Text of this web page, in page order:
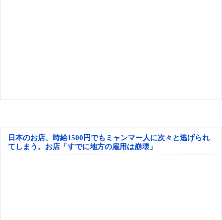
日本のお店、時給1500円でもミャンマー人に次々と逃げられ
てしまう。お店「すでに地方の雇用は崩壊」